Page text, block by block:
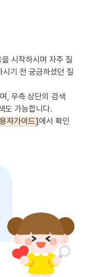
시작하시며 자주 질
기 전 궁금하셨던 질
, 우측 상단의 검색
도 가능합니다.
자가이드]에서 확인